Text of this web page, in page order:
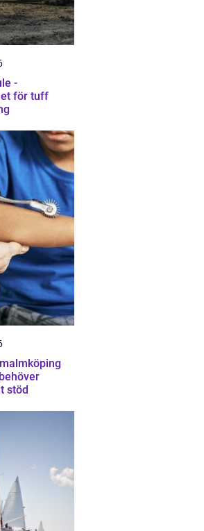
-
för tuff
stöd